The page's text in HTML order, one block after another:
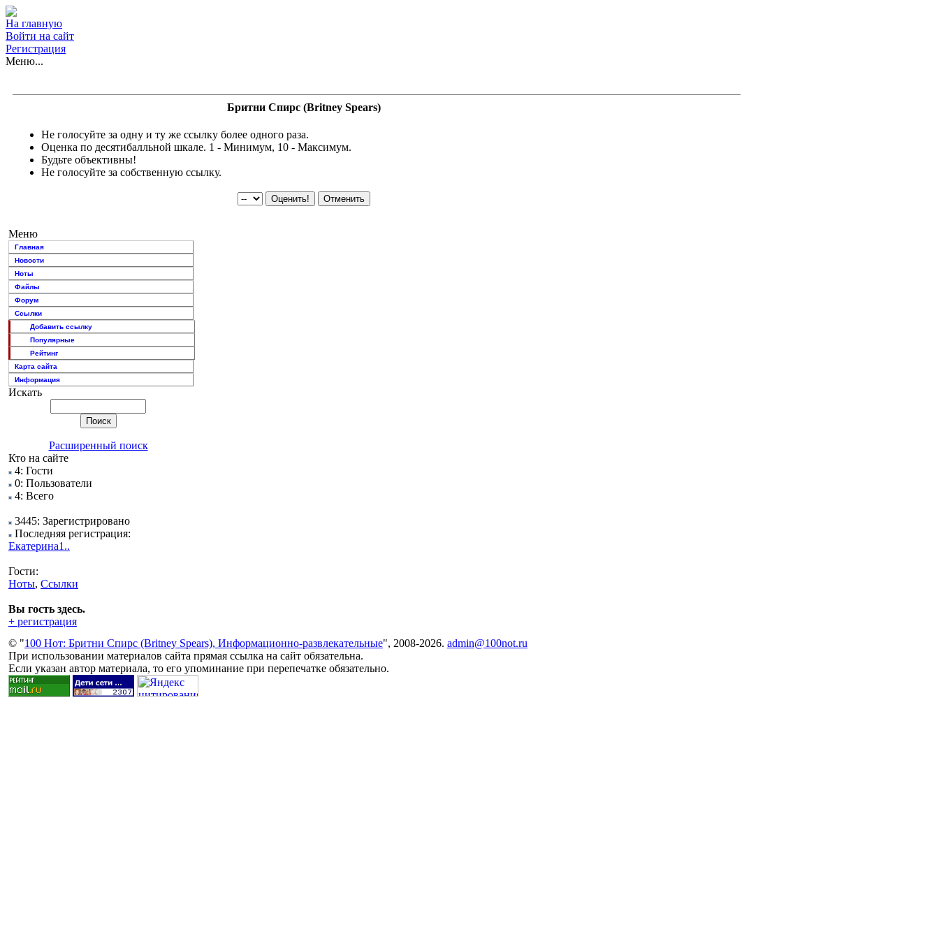
На главную
Войти на сайт
Регистрация
Меню...
Бритни Спирс (Britney Spears)
Не голосуйте за одну и ту же ссылку более одного раза.
Оценка по десятибалльной шкале. 1 - Минимум, 10 - Максимум.
Будьте объективны!
Не голосуйте за собственную ссылку.
Меню
Главная
Новости
Ноты
Файлы
Форум
Ссылки
Добавить ссылку
Популярные
Рейтинг
Карта сайта
Информация
Искать
Расширенный поиск
Кто на сайте
4: Гости
0: Пользователи
4: Всего
3445: Зарегистрировано
Последняя регистрация:
Екатерина1..
Гости:
Ноты, Ссылки
Вы гость здесь.
+ регистрация
© "100 Нот: Бритни Спирс (Britney Spears), Информационно-развлекательные", 2008-2026. admin@100not.ru
При использовании материалов сайта прямая ссылка на сайт обязательна.
Если указан автор материала, то его упоминание при перепечатке обязательно.